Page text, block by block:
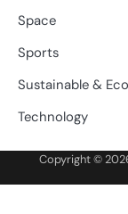
Space
Sports
Sustainable &
Technology
Copyright ©